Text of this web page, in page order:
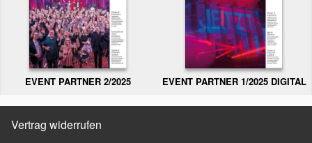
EVENT PARTNER 2/2025 EVENT PARTNER 1/2025 DIGITAL
Vertrag widerrufen